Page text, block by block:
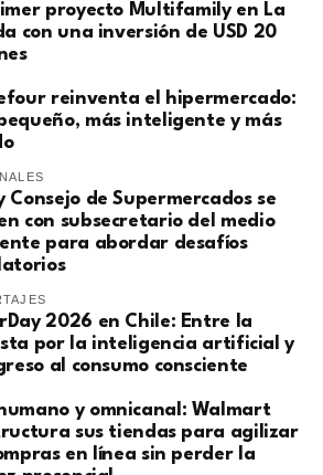
proyecto Multifamily en La
con una inversión de USD 20
reinventa el hipermercado:
más inteligente y más
Consejo de Supermercados se
con subsecretario del medio
para abordar desafíos
2026 en Chile: Entre la
por la inteligencia artificial y
al consumo consciente
y omnicanal: Walmart
sus tiendas para agilizar
en línea sin perder la